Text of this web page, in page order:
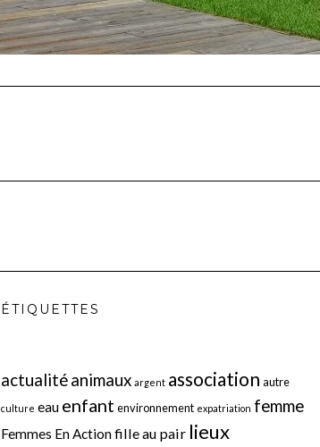
ÉTIQUETTES
actualitéanimaux argent association autre
culture eau enfant environnement expatriation femme
Femmes En Actionfille au pair lieux